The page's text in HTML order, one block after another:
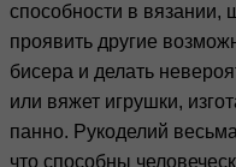
способности в
проявить другие
бисера и делать
или вяжет игрушки,
панно. Рукоделий
что способны